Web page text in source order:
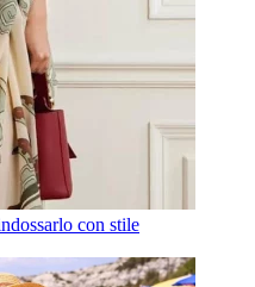
con stile